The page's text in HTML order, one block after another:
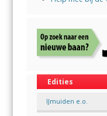
Edities
IJmuiden e.o.